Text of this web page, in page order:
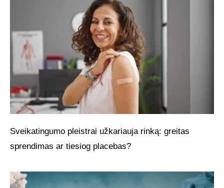
Sveikatingumo pleistrai užkariauja rinką: greitas
sprendimas ar tiesiog placebas?